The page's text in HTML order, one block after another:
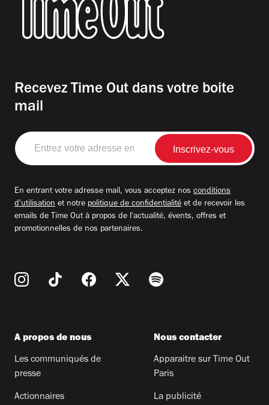
Recevez Time Out dans votre boite
mail
Entrez
votre
adresse
En entrant votre adresse mail, vous acceptez nos conditions
d'utilisation et notre politique de confidentialité et de recevoir les
emails de Time Out à propos de l'actualité, évents, offres et
promotionnelles de nos partenaires.
A propos de nous
Les communiqués de
presse
Actionnaires
Nous contacter
Apparaitre sur Time Out
Paris
La publicité